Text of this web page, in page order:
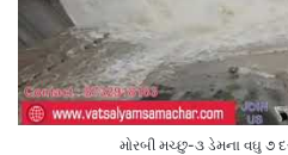
મોરબી મચ્છુ-૩ ડેમના વઘુ ૭